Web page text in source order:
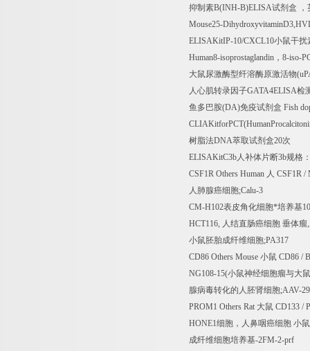
抑制素B(INH-B)ELISA试剂盒
Mouse25-
ELISAKitIP-10/CXCL10小鼠干扰
Human8-isoprostaglandin ， 8-iso-
大鼠尿激酶型纤溶酶原激活物
人心肌转录因子GATA4ELISA检
鱼多巴胺(DA)免疫试剂盒 Fish
树脂法DNA萃取试剂盒20次
ELISAKitC3b人补体片断3b规格
CSF1R Others Human 人 CSF1R /
人肺腺癌细胞;Calu-3
CM-H102表皮角化细胞*培养基
HCT116, 人结直肠癌细胞 垂体瘤
小鼠胚胎成纤维细胞;PA317
CD86 Others Mouse 小鼠 CD86 /
NG108-15(小鼠神经细胞瘤与大
腺病毒转化的人胚肾细胞;AAV-
PROM1 Others Rat 大鼠 CD133 /
HONE1细胞，人鼻咽癌细胞 小
成纤维细胞培养基-2FM-2-prf